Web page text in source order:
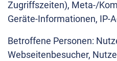
Zugriffszeiten), Meta-/
Geräte-Informationen, IP-
Betroffene Personen:
Webseitenbesucher,